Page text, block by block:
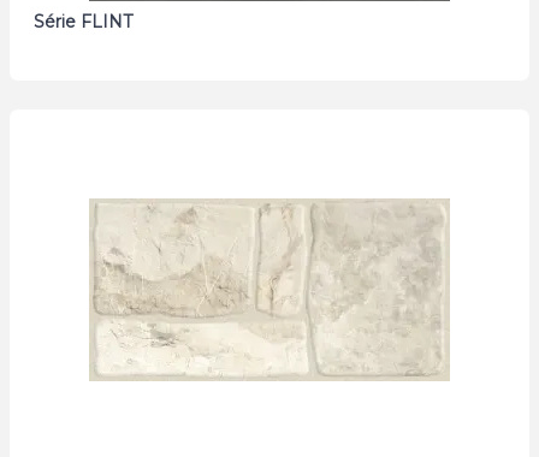
Série FLINT